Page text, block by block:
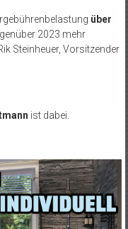
über
2023 mehr
Steinheuer, Vorsitzender
ist dabei.